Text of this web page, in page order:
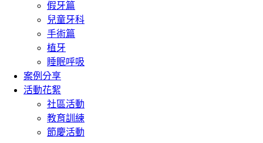
假牙篇
兒童牙科
手術篇
植牙
睡眠呼吸
案例分享
活動花絮
社區活動
教育訓練
節慶活動